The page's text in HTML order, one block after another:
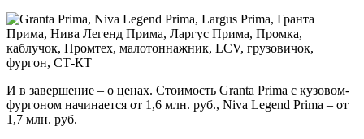
И в завершение – о ценах. Стоимость Granta Prima с кузовом-
фургоном начинается от 1,6 млн. руб., Niva Legend Prima – от
1,7 млн. руб.